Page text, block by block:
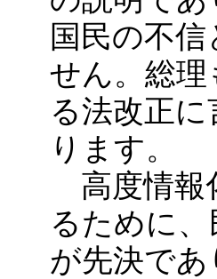
国民の不
せん。総
る法改正
ります。
高度情報
るために
が先決で